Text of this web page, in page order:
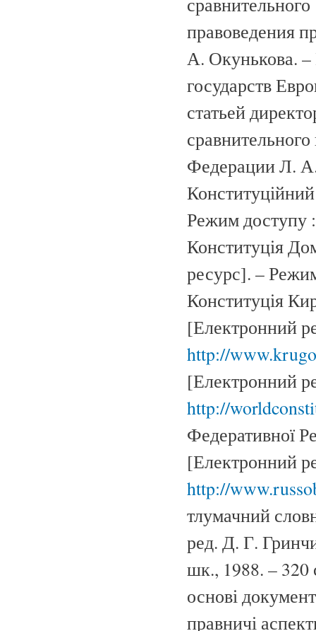
правоведения
А. Окунькова.
государств
статьей
Федерации Л.
Режим доступу
Конституція
ресурс]. –
Конституція
[Електронний
http://
[Електронний
http://
Федеративної
[Електронний
http://
тлумачний
ред. Д. Г.
шк., 1988. – 320
основі
правничі